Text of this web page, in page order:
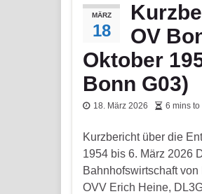
MÄRZ
18
OV
Oktober
Bonn G03)
18. März 2026 6 mins to
Kurzbericht über die
1954 bis 6. März 2026
Bahnhofswirtschaft
OVV Erich Heine,